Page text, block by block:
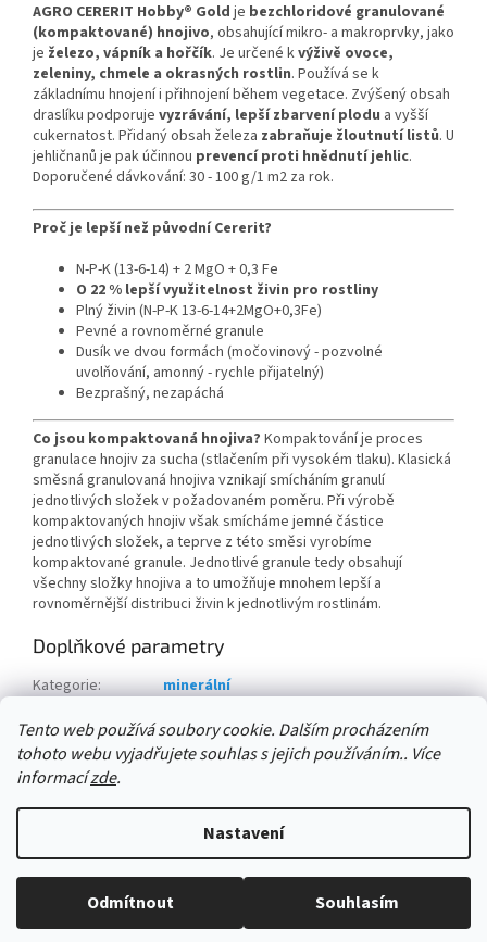
Tento web používá soubory cookie. Dalším procházením
tohoto webu vyjadřujete souhlas s jejich používáním.. Více
informacízde.
Nastavení
Odmítnout Souhlasím
AGRO CERERIT Hobby® Gold je bezchloridové granulované
(kompaktované) hnojivo, obsahující mikro- a makroprvky, jako
je železo, vápník a hořčík. Je určené kvýživě ovoce,
zeleniny, chmele a okrasných rostlin. Používá se k
základnímu hnojení i přihnojení během vegetace. Zvýšený obsah
draslíku podporuje vyzrávání, lepší zbarvení plodu a vyšší
cukernatost. Přidaný obsah železa zabraňuje žloutnutí listů. U
jehličnanů je pak účinnou prevencí proti hnědnutí jehlic.
Doporučené dávkování: 30 - 100 g/1 m2 za rok.
Proč je lepší než původní Cererit?
N-P-K (13-6-14) + 2 MgO + 0,3 Fe
O 22 % lepší využitelnost živin pro rostliny
Plný živin (N-P-K 13-6-14+2MgO+0,3Fe)
Pevné a rovnoměrné granule
Dusík ve dvou formách (močovinový - pozvolné
uvolňování, amonný - rychle přijatelný)
Bezprašný, nezapáchá
Co jsou kompaktovaná hnojiva? Kompaktování je proces
granulace hnojiv za sucha (stlačením při vysokém tlaku). Klasická
směsná granulovaná hnojiva vznikají smícháním granulí
jednotlivých složek v požadovaném poměru. Při výrobě
kompaktovaných hnojiv však smícháme jemné částice
jednotlivých složek, a teprve z této směsi vyrobíme
kompaktované granule. Jednotlivé granule tedy obsahují
všechny složky hnojiva a to umožňuje mnohem lepší a
rovnoměrnější distribuci živin k jednotlivým rostlinám.
Doplňkové parametry
Kategorie:
minerální
Copyright 2026AGRO CS Velkoobchod David Ryšánek. Všechna
práva vyhrazena.
Upravit nastavení cookies